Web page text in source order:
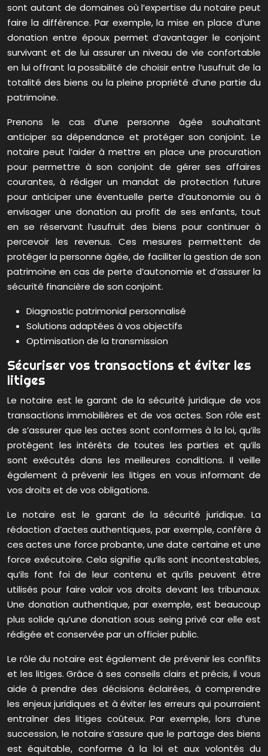
sont autant de domaines où l’expertise du notaire peut
faire la différence. Par exemple, la mise en place d’une
donation entre époux permet d’avantager le conjoint
survivant et de lui assurer un niveau de vie confortable
en lui offrant la possibilité de choisir entre l’usufruit de la
totalité des biens ou la pleine propriété d’une partie du
patrimoine.
Prenons le cas d’une personne âgée souhaitant
anticiper sa dépendance et protéger son conjoint. Le
notaire peut l’aider à mettre en place une procuration
pour permettre à son conjoint de gérer ses affaires
courantes, à rédiger un mandat de protection future
pour anticiper une éventuelle perte d’autonomie ou à
envisager une donation au profit de ses enfants, tout
en se réservant l’usufruit des biens pour continuer à
percevoir les revenus. Ces mesures permettent de
protéger la personne âgée, de faciliter la gestion de son
patrimoine en cas de perte d’autonomie et d’assurer la
sécurité financière de son conjoint.
Diagnostic patrimonial personnalisé
Solutions adaptées à vos objectifs
Optimisation de la transmission
Sécuriser vos transactions et éviter les
litiges
Le notaire est le garant de la sécurité juridique de vos
transactions immobilières et de vos actes. Son rôle est
de s’assurer que les actes sont conformes à la loi, qu’ils
protègent les intérêts de toutes les parties et qu’ils
sont exécutés dans les meilleures conditions. Il veille
également à prévenir les litiges en vous informant de
vos droits et de vos obligations.
Le notaire est le garant de la sécurité juridique. La
rédaction d’actes authentiques, par exemple, confère à
ces actes une force probante, une date certaine et une
force exécutoire. Cela signifie qu’ils sont incontestables,
qu’ils font foi de leur contenu et qu’ils peuvent être
utilisés pour faire valoir vos droits devant les tribunaux.
Une donation authentique, par exemple, est beaucoup
plus solide qu’une donation sous seing privé car elle est
rédigée et conservée par un officier public.
Le rôle du notaire est également de prévenir les conflits
et les litiges. Grâce à ses conseils clairs et précis, il vous
aide à prendre des décisions éclairées, à comprendre
les enjeux juridiques et à éviter les erreurs qui pourraient
entraîner des litiges coûteux. Par exemple, lors d’une
succession, le notaire s’assure que le partage des biens
est équitable, conforme à la loi et aux volontés du